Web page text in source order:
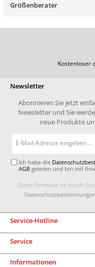
Größenberater
Kostenloser
Newsletter
Abonnieren Sie jetzt
Newsletter und Sie
neue Produkte
Ich habe die
AGB gelesen und bin mit
Diese Formular ist durch
Datenschutzbestimmungen
Service-Hotline
Service
Informationen